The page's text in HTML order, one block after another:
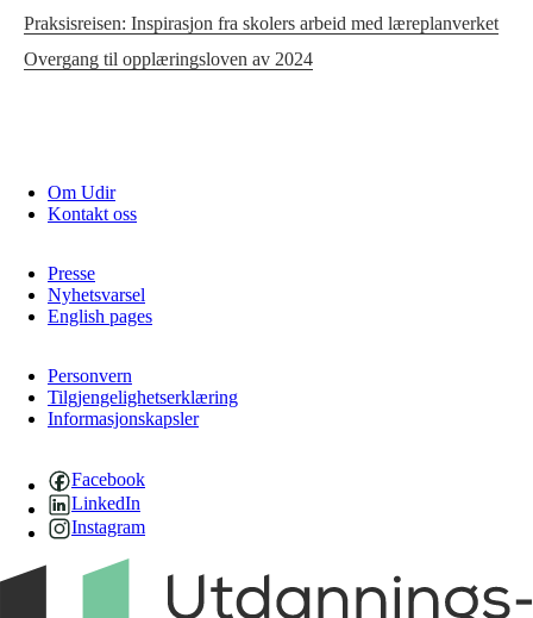
Praksisreisen: Inspirasjon fra skolers arbeid med læreplanverket
Overgang til opplæringsloven av 2024
Om Udir
Kontakt oss
Presse
Nyhetsvarsel
English pages
Personvern
Tilgjengelighetserklæring
Informasjonskapsler
Facebook
LinkedIn
Instagram